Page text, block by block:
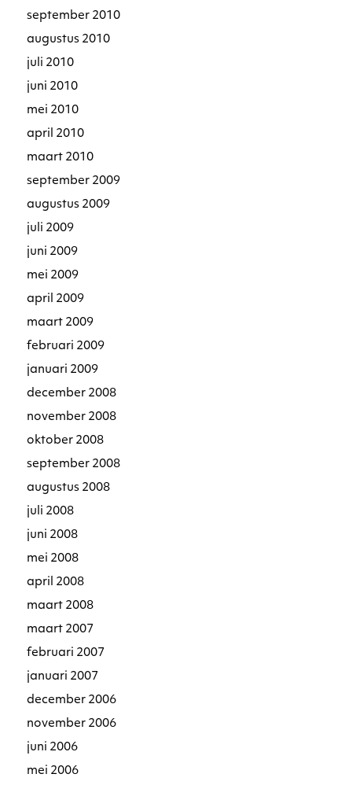
september 2010
augustus 2010
juli 2010
juni 2010
mei 2010
april 2010
maart 2010
september 2009
augustus 2009
juli 2009
juni 2009
mei 2009
april 2009
maart 2009
februari 2009
januari 2009
december 2008
november 2008
oktober 2008
september 2008
augustus 2008
juli 2008
juni 2008
mei 2008
april 2008
maart 2008
maart 2007
februari 2007
januari 2007
december 2006
november 2006
juni 2006
mei 2006